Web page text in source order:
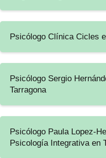
Psicólogo Clínica Cicles
Psicólogo Sergio
Tarragona
Psicólogo Paula Lopez-
Psicología Integrativa en